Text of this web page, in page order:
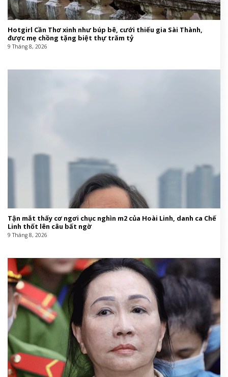
Hotgirl Cần Thơ xinh như búp bê, cưới thiếu gia Sài Thành,
được mẹ chồng tặng biệt thự trăm tỷ
9 Tháng 8, 2026
Tận mắt thấy cơ ngơi chục nghìn m2 của Hoài Linh, danh ca Chế
Linh thốt lên câu bất ngờ
9 Tháng 8, 2026